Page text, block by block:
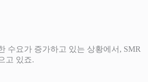
수요가 증가하고 있는 상황에서, SMR
고 있죠.